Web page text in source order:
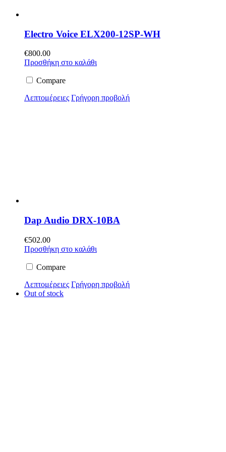
Electro Voice ELX200-12SP-WH
€800.00
Προσθήκη στο καλάθι
Compare
Λεπτομέρειες Γρήγορη προβολή
Dap Audio DRX-10BA
€502.00
Προσθήκη στο καλάθι
Compare
Λεπτομέρειες Γρήγορη προβολή
Out of stock